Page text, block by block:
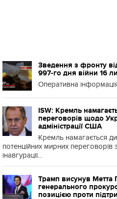
Зведення з фронту
997-го дня війни 16
Оперативна
ISW: Кремль
переговорів щодо
адміністрації США
Кремль намагається
потенційних мирних
інавгурації...
Трамп висунув Метта
генерального
позицією проти